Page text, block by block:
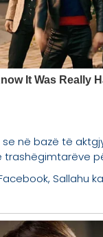
në bazë të
trashëgimtarëve
Sallahu